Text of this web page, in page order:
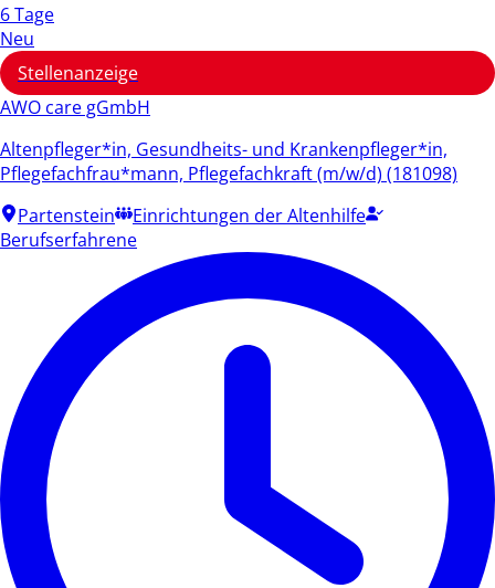
6 Tage
Neu
Stellenanzeige
AWO care gGmbH
Altenpfleger*in, Gesundheits- und Krankenpfleger*in,
Pflegefachfrau*mann, Pflegefachkraft (m/w/d) (181098)
Partenstein
Einrichtungen der Altenhilfe
Berufserfahrene